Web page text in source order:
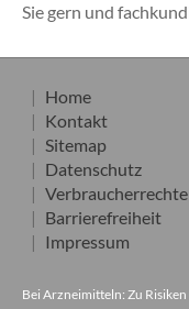
Sie gern und
Home
Kontakt
Sitemap
Datenschutz
Verbraucherrechte
Barrierefreiheit
Impressum
Bei Arzneimitteln: Zu